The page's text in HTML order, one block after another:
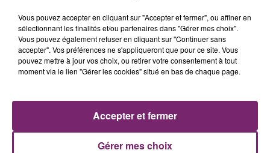
Vous pouvez accepter en cliquant sur "Accepter et fermer", ou affiner en
sélectionnant les finalités et/ou partenaires dans "Gérer mes choix".
Vous pouvez également refuser en cliquant sur "Continuer sans
accepter". Vos préférences ne s'appliqueront que pour ce site. Vous
pouvez mettre à jour vos choix, ou retirer votre consentement à tout
moment via le lien "Gérer les cookies" situé en bas de chaque page.
Gérer mes choix
Accepter et fermer